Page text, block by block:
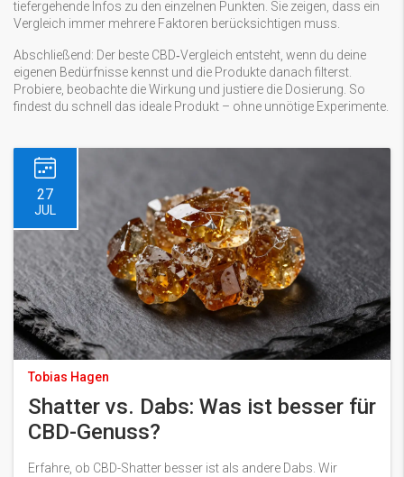
tiefergehende Infos zu den einzelnen Punkten. Sie zeigen, dass ein
Vergleich immer mehrere Faktoren berücksichtigen muss.
Abschließend: Der beste CBD‑Vergleich entsteht, wenn du deine
eigenen Bedürfnisse kennst und die Produkte danach filterst.
Probiere, beobachte die Wirkung und justiere die Dosierung. So
findest du schnell das ideale Produkt – ohne unnötige Experimente.
27
JUL
Tobias Hagen
Shatter vs. Dabs: Was ist besser für
CBD-Genuss?
Erfahre, ob CBD-Shatter besser ist als andere Dabs. Wir